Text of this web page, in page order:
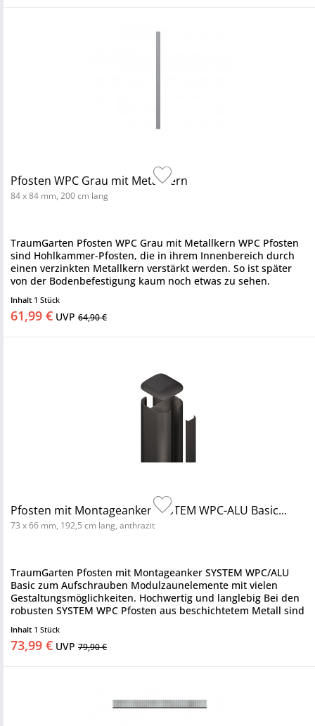
Pfosten WPC Grau mit Metallkern
84 x 84 mm, 200 cm lang
TraumGarten Pfosten WPC Grau mit Metallkern WPC Pfosten
sind Hohlkammer-Pfosten, die in ihrem Innenbereich durch
einen verzinkten Metallkern verstärkt werden. So ist später
von der Bodenbefestigung kaum noch etwas zu sehen.
Inhalt 1 Stück
61,99 € UVP 64,90 €
Pfosten mit Montageanker SYSTEM WPC-ALU Basic...
73 x 66 mm, 192,5 cm lang, anthrazit
TraumGarten Pfosten mit Montageanker SYSTEM WPC/ALU
Basic zum Aufschrauben Modulzaunelemente mit vielen
Gestaltungsmöglichkeiten. Hochwertig und langlebig Bei den
robusten SYSTEM WPC Pfosten aus beschichtetem Metall sind
Inhalt 1 Stück
73,99 € UVP 79,90 €